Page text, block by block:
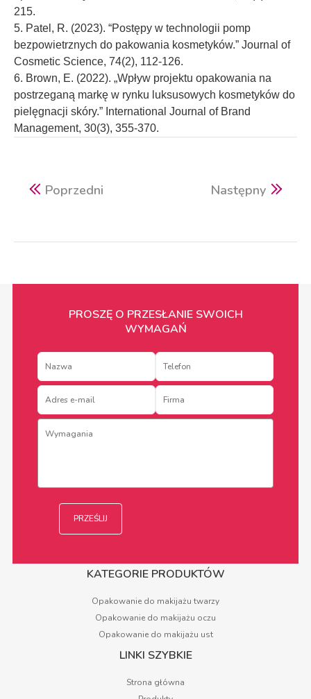
215.
5. Patel, R. (2023). “Postępy w technologii pomp
bezpowietrznych do pakowania kosmetyków.” Journal of
Cosmetic Science, 74(2), 112-126.
6. Brown, E. (2022). „Wpływ projektu opakowania na
postrzeganą markę w rynku luksusowych kosmetyków do
pielęgnacji skóry.” International Journal of Brand
Management, 30(3), 355-370.
Poprzedni Następny
PROSZĘ O PRZESŁANIE SWOICH
WYMAGAŃ
KATEGORIE PRODUKTÓW
Opakowanie do makijażu twarzy
Opakowanie do makijażu oczu
Opakowanie do makijażu ust
LINKI SZYBKIE
Strona główna